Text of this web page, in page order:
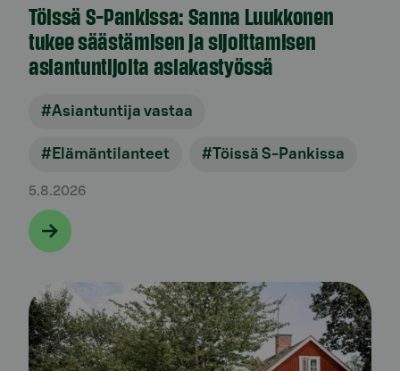
Töissä S-Pankissa: Sanna Luukkonen
tukee säästämisen ja sijoittamisen
asiantuntijoita asiakastyössä
#Asiantuntija vastaa
#Elämäntilanteet #Töissä S-Pankissa
5.8.2026